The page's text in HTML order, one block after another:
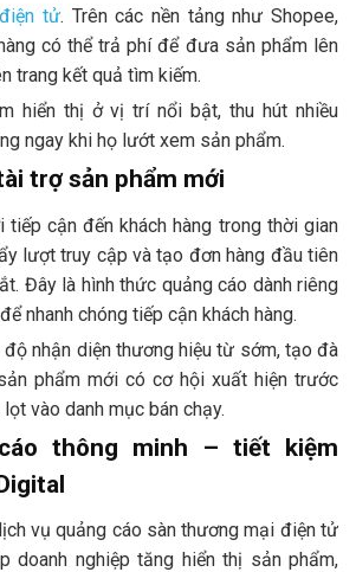
tử. Trên các nền tảng như Shopee,
có thể trả phí để đưa sản phẩm lên
trang kết quả tìm kiếm.
hiển thị ở vị trí nổi bật, thu hút nhiều
ngay khi họ lướt xem sản phẩm.
trợ sản phẩm mới
cận đến khách hàng trong thời gian
lượt truy cập và tạo đơn hàng đầu tiên
Đây là hình thức quảng cáo dành riêng
nhanh chóng tiếp cận khách hàng.
độ nhận diện thương hiệu từ sớm, tạo đà
phẩm mới có cơ hội xuất hiện trước
vào danh mục bán chạy.
thông minh – tiết kiệm
vụ quảng cáo sàn thương mại điện tử
doanh nghiệp tăng hiển thị sản phẩm,